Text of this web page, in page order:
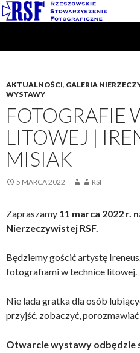
AKTUALNOŚCI, GALERIA
WYSTAWY
FOTOGRAFIE
LITOWEJ |
MISIAK
5 MARCA 2022 RSF
Zapraszamy 11 marca 2022 r.
Nierzeczywistej RSF.
Będziemy gościć artystę
fotografiami w technice litowej.
Nie lada gratka dla osób
przyjść, zobaczyć, porozmawiać
Otwarcie wystawy odbędzie